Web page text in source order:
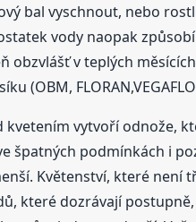
bal vyschnout, nebo
vody naopak
obzvlášť v teplých
(OBM,
vytvoří odnože,
špatných podmínkách i
Květenství, které
které dozrávají